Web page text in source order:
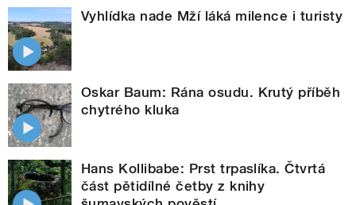
Vyhlídka nade Mží láká milence i turisty
Oskar Baum: Rána osudu. Krutý příběh
chytrého kluka
Hans Kollibabe: Prst trpaslíka. Čtvrtá
část pětidílné četby z knihy